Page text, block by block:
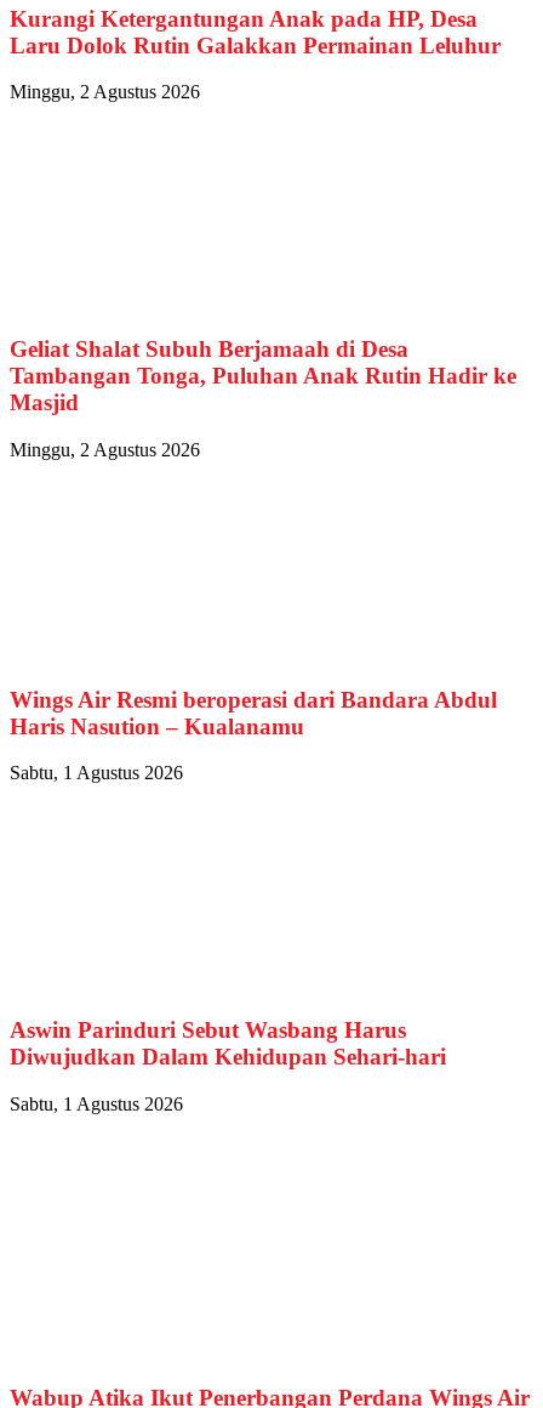
Kurangi Ketergantungan Anak pada HP, Desa
Laru Dolok Rutin Galakkan Permainan Leluhur
Minggu, 2 Agustus 2026
Geliat Shalat Subuh Berjamaah di Desa
Tambangan Tonga, Puluhan Anak Rutin Hadir ke
Masjid
Minggu, 2 Agustus 2026
Wings Air Resmi beroperasi dari Bandara Abdul
Haris Nasution – Kualanamu
Sabtu, 1 Agustus 2026
Aswin Parinduri Sebut Wasbang Harus
Diwujudkan Dalam Kehidupan Sehari-hari
Sabtu, 1 Agustus 2026
Wabup Atika Ikut Penerbangan Perdana Wings Air